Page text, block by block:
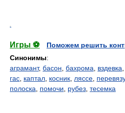
Игры ⚽
Поможем решить
Синонимы:
аграмант, басон бахрома вздевка
гас каптал косник ляссе
полоска
помочи рубез тесемка